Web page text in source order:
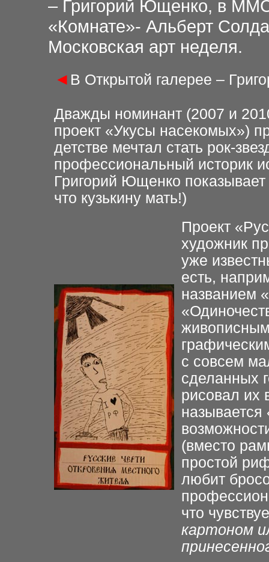
– Григорий Ющенко, в
«Комнате»- Альберт
Московская арт неделя.
◄ В Открытой галерее –
Дважды номинант (2007 и
проект «Укусы насекомых»)
детстве мечтал стать рок-
профессиональный историк
Григорий Ющенко
что кузькину мать!)
Проект
художник
уже
есть,
названием
с совсем
сделанных
рисовал их
называется
(вместо
простой
любит
что
картоном